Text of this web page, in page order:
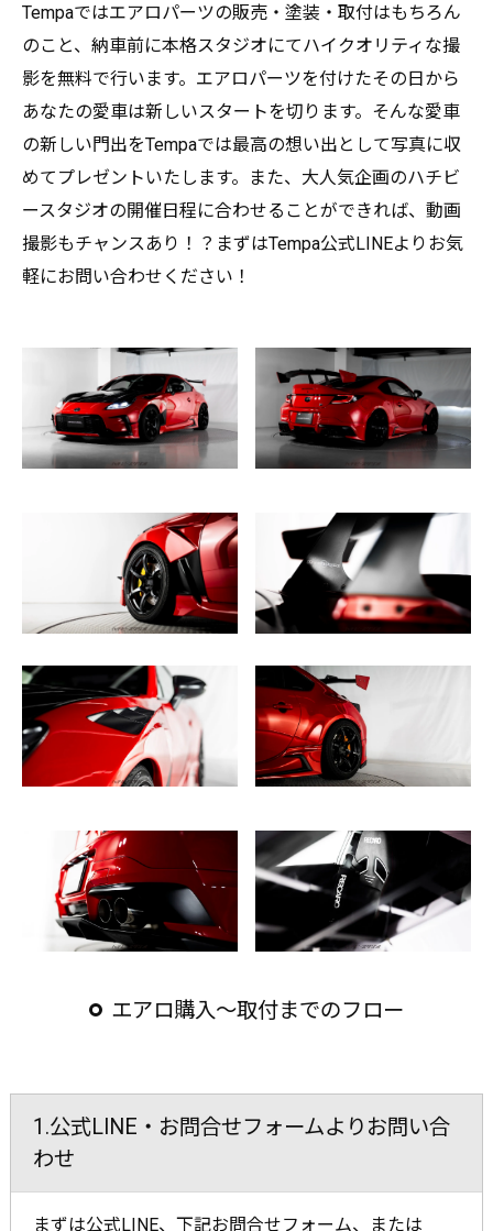
Tempaではエアロパーツの販売・塗装・取付はもちろん
のこと、納車前に本格スタジオにてハイクオリティな撮
影を無料で行います。エアロパーツを付けたその日から
あなたの愛車は新しいスタートを切ります。そんな愛車
の新しい門出をTempaでは最高の想い出として写真に収
めてプレゼントいたします。また、大人気企画のハチビ
ースタジオの開催日程に合わせることができれば、動画
撮影もチャンスあり！？まずはTempa公式LINEよりお気
軽にお問い合わせください！
エアロ購入〜取付までのフロー
1.公式LINE・お問合せフォームよりお問い合
わせ
まずは公式LINE、下記お問合せフォーム、または